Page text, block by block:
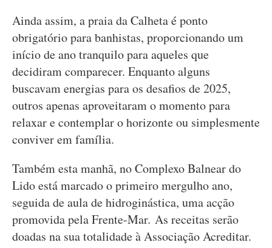
Ainda assim, a praia da Calheta é ponto
obrigatório para banhistas, proporcionando um
início de ano tranquilo para aqueles que
decidiram comparecer. Enquanto alguns
buscavam energias para os desafios de 2025,
outros apenas aproveitaram o momento para
relaxar e contemplar o horizonte ou simplesmente
conviver em família.
Também esta manhã, no Complexo Balnear do
Lido está marcado o primeiro mergulho ano,
seguida de aula de hidroginástica, uma acção
promovida pela Frente-Mar. As receitas serão
doadas na sua totalidade à Associação Acreditar.